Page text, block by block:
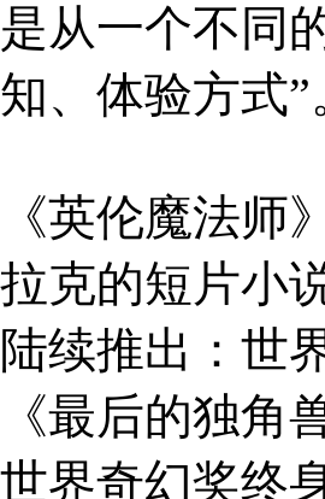
是从一个不同
知、体验方式”
《英伦魔法师
拉克的短片小
陆续推出：世
《最后的独
世界奇幻奖终